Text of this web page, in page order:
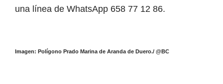
una línea de WhatsApp 658 77 12 86.
Imagen: Polígono Prado Marina de Aranda de Duero./ @BC